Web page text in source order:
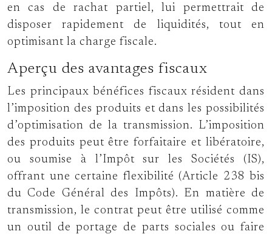
en cas de rachat partiel, lui permettrait de
disposer rapidement de liquidités, tout en
optimisant la charge fiscale.
Aperçu des avantages fiscaux
Les principaux bénéfices fiscaux résident dans
l’imposition des produits et dans les possibilités
d’optimisation de la transmission. L’imposition
des produits peut être forfaitaire et libératoire,
ou soumise à l’Impôt sur les Sociétés (IS),
offrant une certaine flexibilité (Article 238 bis
du Code Général des Impôts). En matière de
transmission, le contrat peut être utilisé comme
un outil de portage de parts sociales ou faire